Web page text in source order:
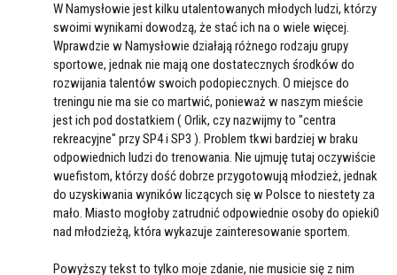
W Namysłowie jest kilku utalentowanych młodych ludzi, którzy
swoimi wynikami dowodzą, że stać ich na o wiele więcej.
Wprawdzie w Namysłowie działają różnego rodzaju grupy
sportowe, jednak nie mają one dostatecznych środków do
rozwijania talentów swoich podopiecznych. O miejsce do
treningu nie ma sie co martwić, ponieważ w naszym mieście
jest ich pod dostatkiem ( Orlik, czy nazwijmy to "centra
rekreacyjne" przy SP4 i SP3 ). Problem tkwi bardziej w braku
odpowiednich ludzi do trenowania. Nie ujmuję tutaj oczywiście
wuefistom, którzy dość dobrze przygotowują młodzież, jednak
do uzyskiwania wyników liczących się w Polsce to niestety za
mało. Miasto mogłoby zatrudnić odpowiednie osoby do opieki0
nad młodzieżą, która wykazuje zainteresowanie sportem.
Powyższy tekst to tylko moje zdanie, nie musicie się z nim